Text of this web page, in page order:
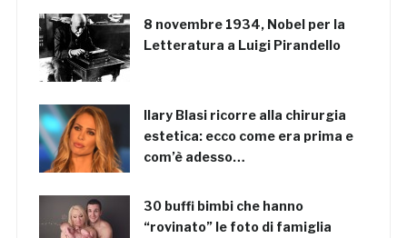
8 novembre 1934, Nobel per la
Letteratura a Luigi Pirandello
Ilary Blasi ricorre alla chirurgia
estetica: ecco come era prima e
com’è adesso…
30 buffi bimbi che hanno
“rovinato” le foto di famiglia